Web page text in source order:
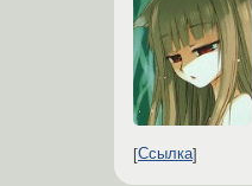
Ссылка